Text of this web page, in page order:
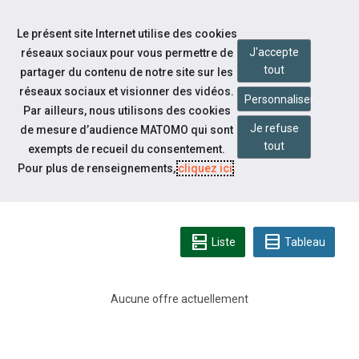
Aller au contenu
Espace candidat
CONSULTEZ LES OFFRES
dns Liste table_rows Tableau
Aucune offre actuellement
Le présent site Internet utilise des cookies
réseaux sociaux pour vous permettre de
partager du contenu de notre site sur les
réseaux sociaux et visionner des vidéos.
Par ailleurs, nous utilisons des cookies
de mesure d’audience MATOMO qui sont
exempts de recueil du consentement.
Pour plus de renseignements,cliquez ici.
J'accepte
tout
Personnaliser
Je refuse
tout